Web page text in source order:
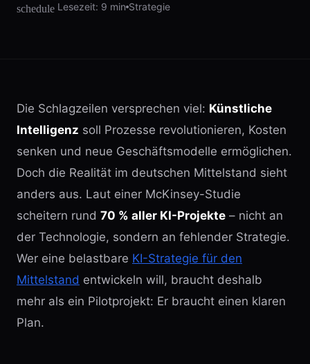
schedule Lesezeit: 9 min Strategie
Die Schlagzeilen versprechen viel: Künstliche
Intelligenz soll Prozesse revolutionieren, Kosten
senken und neue Geschäftsmodelle ermöglichen.
Doch die Realität im deutschen Mittelstand sieht
anders aus. Laut einer McKinsey-Studie
scheitern rund 70 % aller KI-Projekte – nicht an
der Technologie, sondern an fehlender Strategie.
Wer eine belastbare KI-Strategie für den
Mittelstand entwickeln will, braucht deshalb
mehr als ein Pilotprojekt: Er braucht einen klaren
Plan.